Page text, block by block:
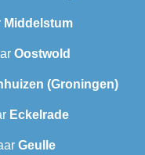
Middelstum
Oostwold
(Groningen)
Eckelrade
Geulle